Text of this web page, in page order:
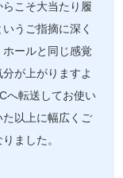
こそ大当たり履
うご指摘に深く
ールと同じ感覚
が上がりますよ
へ転送してお使い
以上に幅広くご
ました。